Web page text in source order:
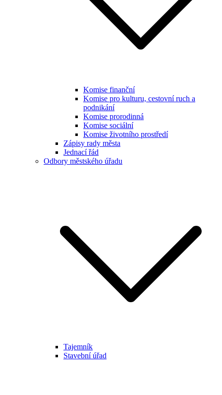
Komise finanční
Komise pro kulturu, cestovní ruch a
podnikání
Komise prorodinná
Komise sociální
Komise životního prostředí
Zápisy rady města
Jednací řád
Odbory městského úřadu
Tajemník
Stavební úřad